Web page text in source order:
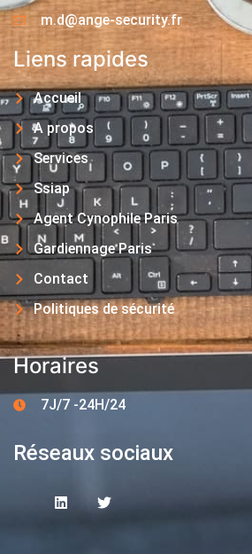
m.d@ange-security.fr
Liens rapides
Accueil
A propos
Services
Ssiap
Agent Cynophile Paris
Gardiennage Paris
Contact
Politiques de sécurité
Horaires
7J/7 -24H/24
Réseaux sociaux